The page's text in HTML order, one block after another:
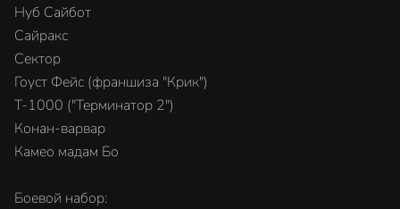
Нуб Сайбот
Сайракс
Сектор
Гоуст Фейс (франшиза "Крик")
T-1000 ("Терминатор 2")
Конан-варвар
Камео мадам Бо
Боевой набор: